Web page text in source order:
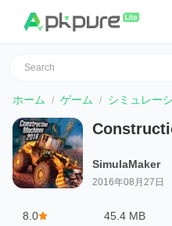
ホーム ゲーム シミュレー
SimulaMaker
2016年08月27日
8.0 45.4 MB